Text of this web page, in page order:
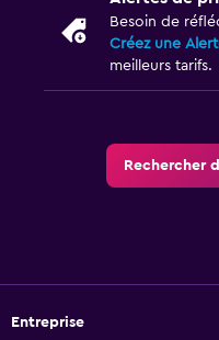
Besoin de
Créez une
meilleurs tarifs.
Rechercher
Entreprise